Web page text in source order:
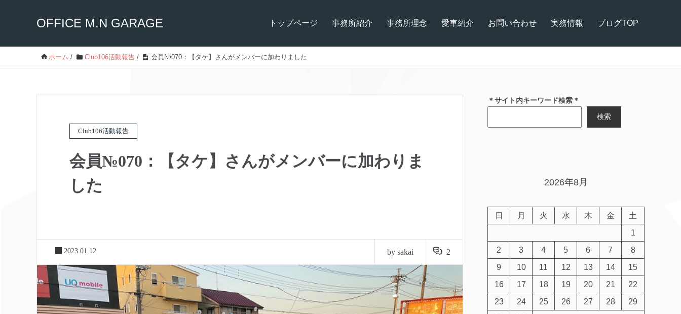
OFFICE M.N GARAGE トップページ 事務所紹介 事務所理念 愛車紹介 お問い合わせ 実務情報 ブログTOP
ホーム / Club106活動報告 / 会員№070：【タケ】さんがメンバーに加わりました
Club106活動報告
会員№070：【タケ】さんがメンバーに加わりま
した
2023.01.12 by sakai 2
＊サイト内キーワード検索＊
検索
2026年8月
日 月 火 水 木 金
土
1
2
3 4 5 6 7
8
9
10 11 12 13 14
15
16
17 18 19 20 21
22
23
24 25 26 27 28
29